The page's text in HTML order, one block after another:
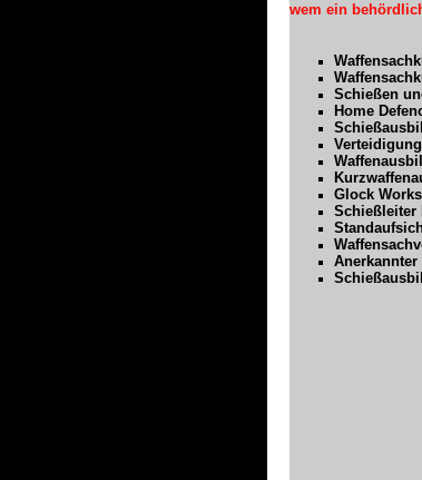
wem ein
Schießen
Home
Glock